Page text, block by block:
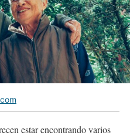
estar encontrando varios